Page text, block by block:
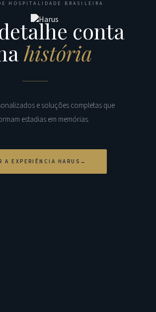
HOSPITALIDADE BRASILEIRA
conta
história
e soluções completas que
estadias em memórias.
A EXPERIÊNCIA HARUS